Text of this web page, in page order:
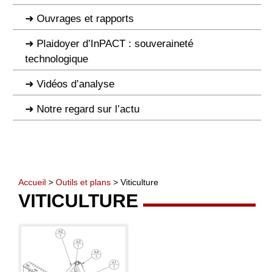
Ouvrages et rapports
Plaidoyer d’InPACT : souveraineté
technologique
Vidéos d’analyse
Notre regard sur l’actu
Accueil > Outils et plans > Viticulture
VITICULTURE